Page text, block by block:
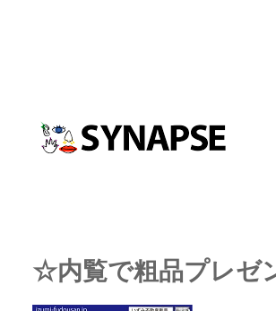
☆内覧で粗品プレゼ